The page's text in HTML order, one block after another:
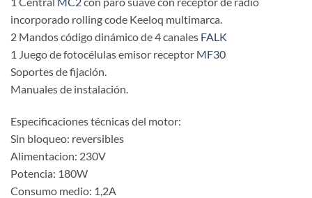
incorporado rolling code Keeloq multimarca.
2 Mandos código dinámico de 4 canales FALK
1 Juego de fotocélulas emisor receptor MF30
Soportes de fijación.
Manuales de instalación.
Especificaciones técnicas del motor:
Sin bloqueo: reversibles
Alimentacion: 230V
Potencia: 180W
Consumo medio: 1,2A